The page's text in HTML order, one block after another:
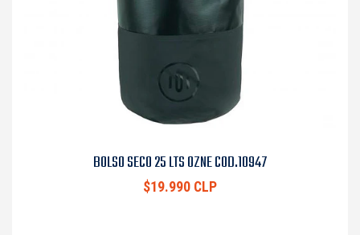
BOLSO SECO 25 LTS OZNE COD.10947
$19.990 CLP